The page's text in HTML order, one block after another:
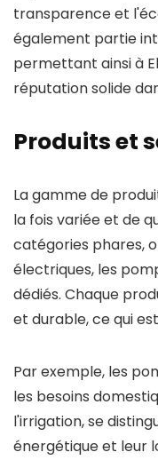
transparence et
également partie
permettant ainsi à
réputation solide
Produits et
La gamme de
la fois variée et de
catégories phares,
électriques, les
dédiés. Chaque
et durable, ce qui
Par exemple, les
les besoins
l'irrigation, se
énergétique et leur